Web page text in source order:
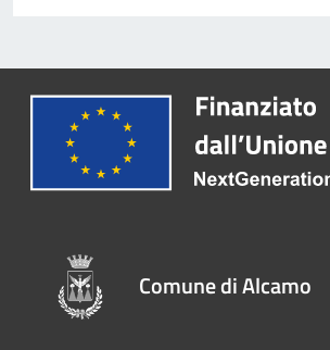
Comune di Alcamo